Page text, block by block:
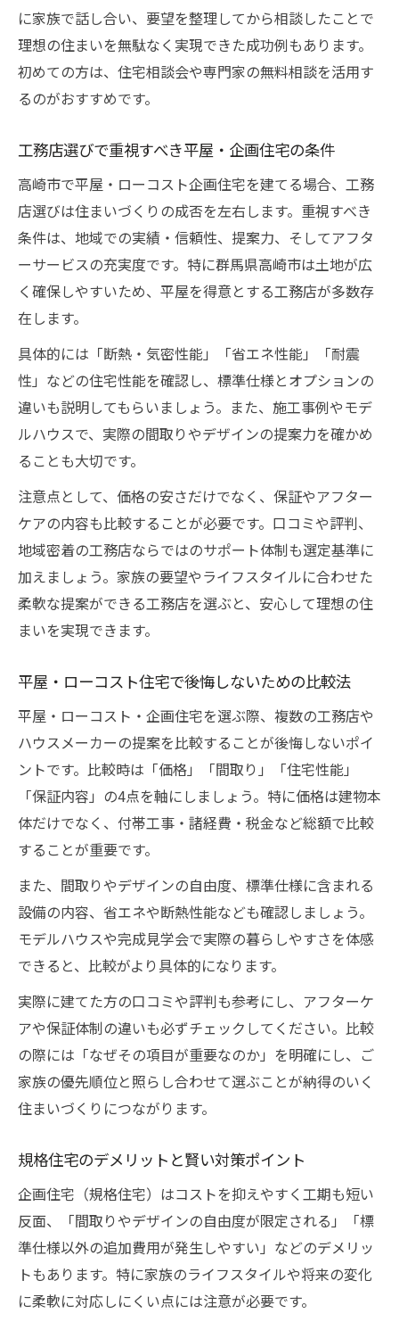
に家族で話し合い、要望を整理してから相談したことで
理想の住まいを無駄なく実現できた成功例もあります。
初めての方は、住宅相談会や専門家の無料相談を活用す
るのがおすすめです。
工務店選びで重視すべき平屋・企画住宅の条件
高崎市で平屋・ローコスト企画住宅を建てる場合、工務
店選びは住まいづくりの成否を左右します。重視すべき
条件は、地域での実績・信頼性、提案力、そしてアフタ
ーサービスの充実度です。特に群馬県高崎市は土地が広
く確保しやすいため、平屋を得意とする工務店が多数存
在します。
具体的には「断熱・気密性能」「省エネ性能」「耐震
性」などの住宅性能を確認し、標準仕様とオプションの
違いも説明してもらいましょう。また、施工事例やモデ
ルハウスで、実際の間取りやデザインの提案力を確かめ
ることも大切です。
注意点として、価格の安さだけでなく、保証やアフター
ケアの内容も比較することが必要です。口コミや評判、
地域密着の工務店ならではのサポート体制も選定基準に
加えましょう。家族の要望やライフスタイルに合わせた
柔軟な提案ができる工務店を選ぶと、安心して理想の住
まいを実現できます。
平屋・ローコスト住宅で後悔しないための比較法
平屋・ローコスト・企画住宅を選ぶ際、複数の工務店や
ハウスメーカーの提案を比較することが後悔しないポイ
ントです。比較時は「価格」「間取り」「住宅性能」
「保証内容」の4点を軸にしましょう。特に価格は建物本
体だけでなく、付帯工事・諸経費・税金など総額で比較
することが重要です。
また、間取りやデザインの自由度、標準仕様に含まれる
設備の内容、省エネや断熱性能なども確認しましょう。
モデルハウスや完成見学会で実際の暮らしやすさを体感
できると、比較がより具体的になります。
実際に建てた方の口コミや評判も参考にし、アフターケ
アや保証体制の違いも必ずチェックしてください。比較
の際には「なぜその項目が重要なのか」を明確にし、ご
家族の優先順位と照らし合わせて選ぶことが納得のいく
住まいづくりにつながります。
規格住宅のデメリットと賢い対策ポイント
企画住宅（規格住宅）はコストを抑えやすく工期も短い
反面、「間取りやデザインの自由度が限定される」「標
準仕様以外の追加費用が発生しやすい」などのデメリッ
トもあります。特に家族のライフスタイルや将来の変化
に柔軟に対応しにくい点には注意が必要です。